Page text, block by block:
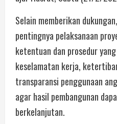
Selain memberikan
pentingnya pelaksanaan
ketentuan dan prosedur
keselamatan kerja,
transparansi penggunaan
agar hasil pembangunan
berkelanjutan.